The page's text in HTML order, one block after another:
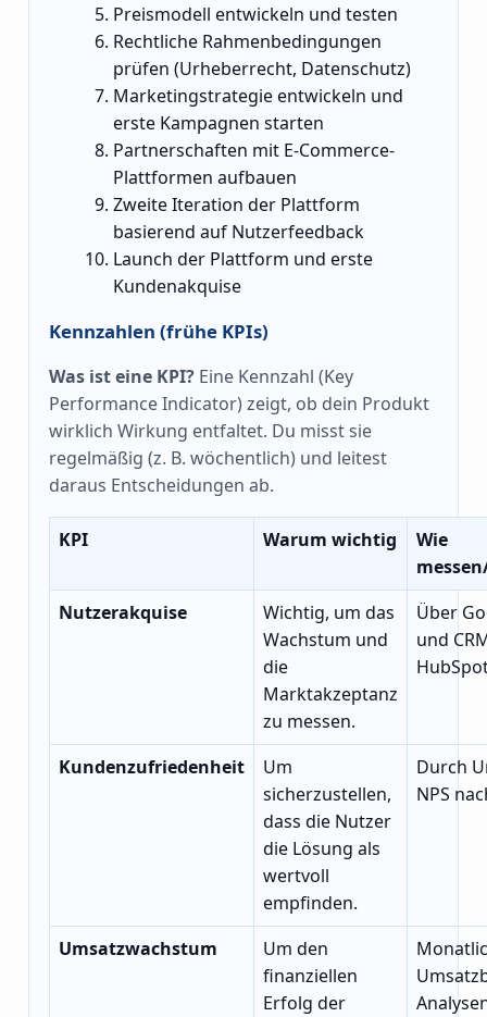
Preismodell entwickeln und testen
Rechtliche Rahmenbedingungen
prüfen (Urheberrecht, Datenschutz)
Marketingstrategie entwickeln und
erste Kampagnen starten
Partnerschaften mit E-Commerce-
Plattformen aufbauen
Zweite Iteration der Plattform
basierend auf Nutzerfeedback
Launch der Plattform und erste
Kundenakquise
Kennzahlen (frühe KPIs)
Was ist eine KPI? Eine Kennzahl (Key
Performance Indicator) zeigt, ob dein Produkt
wirklich Wirkung entfaltet. Du misst sie
regelmäßig (z. B. wöchentlich) und leitest
daraus Entscheidungen ab.
KPI Warum wichtig
Wie
Nutzerakquise
Wichtig, um das
Wachstum und
die
Marktakzeptanz
zu messen.
Über
und
Kundenzufriedenheit
Um
sicherzustellen,
dass die Nutzer
die Lösung als
wertvoll
empfinden.
Durch
NPS
Umsatzwachstum
Um den
finanziellen
Erfolg der